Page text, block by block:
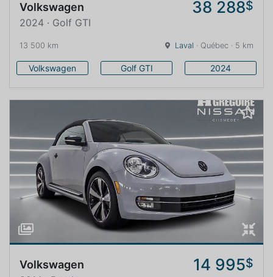
Volkswagen 38 288$
2024 · Golf GTI
13 500 km Laval · Québec · 5 km
Volkswagen Golf GTI 2024
Volkswagen 14 995$